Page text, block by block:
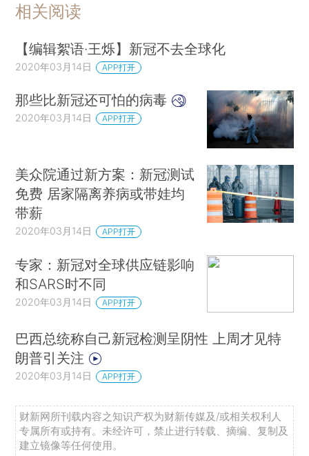
相关阅读
【编辑絮语·王烁】新冠不去全球化
2020年03月14日 APP打开
那些比新冠还可怕的病毒
2020年03月14日 APP打开
美众院通过新方案：新冠测试
免费 居家隔离养病或带娃均
带薪
2020年03月14日 APP打开
专家：新冠对全球供应链影响
和SARS时不同
2020年03月14日 APP打开
巴西总统称自己新冠检测呈阴性 上周才见特
朗普引关注
2020年03月14日 APP打开
财新网所刊载内容之知识产权为财新传媒及/或相关权利人
专属所有或持有。未经许可，禁止进行转载、摘编、复制及
建立镜像等任何使用。